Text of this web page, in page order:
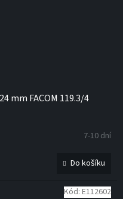
mm FACOM 119.3/4
7-10 dní
Do košíku
Kód: E112602